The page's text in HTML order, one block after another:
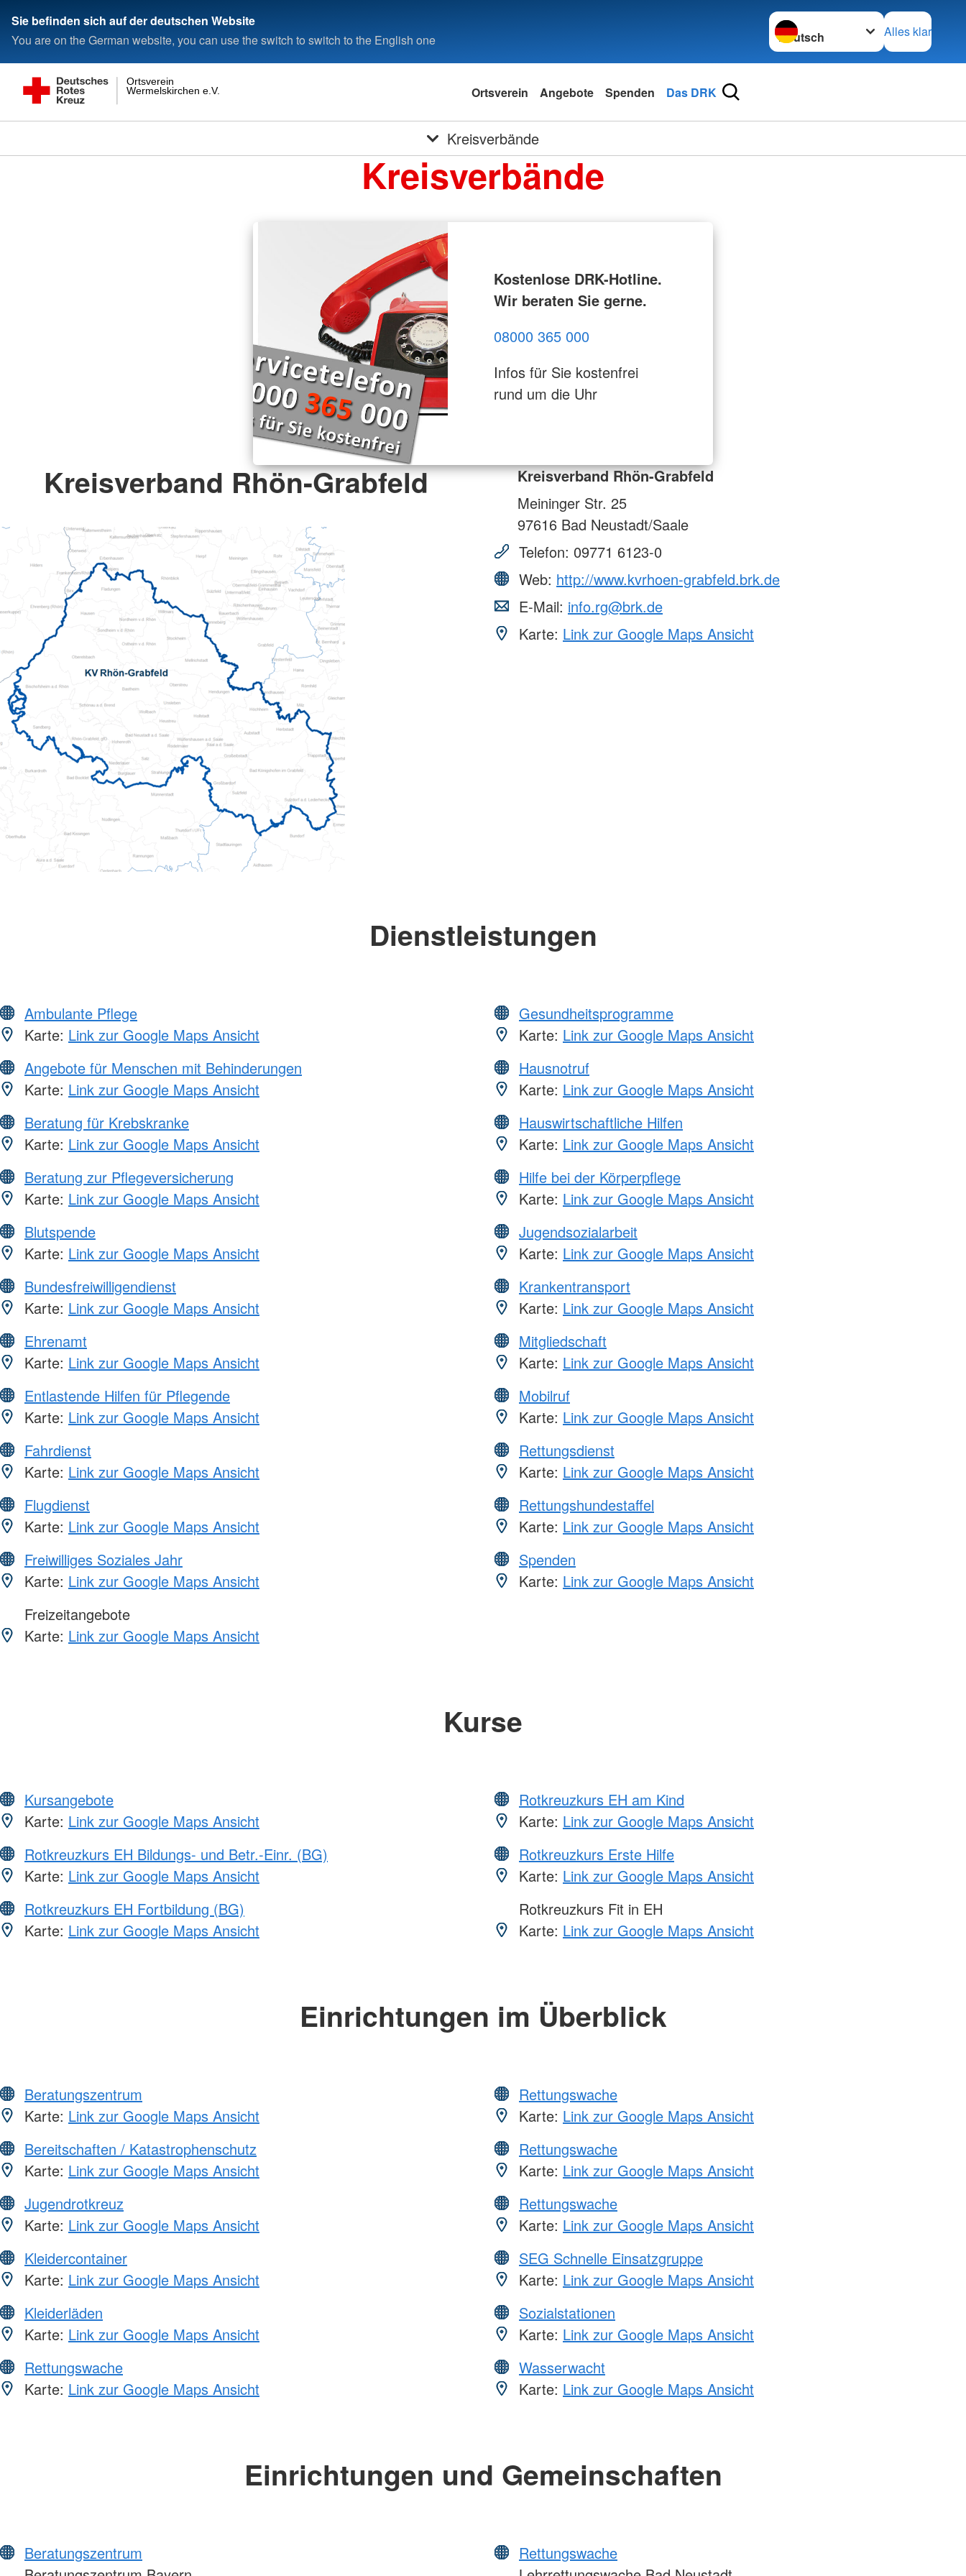
Sie befinden sich auf der deutschen Website
You are on the German website, you can use the switch to switch to the English one
Sprache wechseln zu
Alles klar
Wermelskirchen e.V.
Ortsverein
Ortsverein Angebote Spenden Das DRK
Kreisverbände
Kreisverbände
Kostenlose DRK-Hotline.
Wir beraten Sie gerne.
08000 365 000
Infos für Sie kostenfrei
rund um die Uhr
Kreisverband Rhön-Grabfeld
Kreisverband Rhön-Grabfeld
Meininger Str. 25
97616 Bad Neustadt/Saale
Telefon: 09771 6123-0
Web: http://www.kvrhoen-grabfeld.brk.de
E-Mail: info.rg@brk.de
Karte: Link zur Google Maps Ansicht
Dienstleistungen
Ambulante Pflege
Karte: Link zur Google Maps Ansicht
Angebote für Menschen mit Behinderungen
Karte: Link zur Google Maps Ansicht
Beratung für Krebskranke
Karte: Link zur Google Maps Ansicht
Beratung zur Pflegeversicherung
Karte: Link zur Google Maps Ansicht
Blutspende
Karte: Link zur Google Maps Ansicht
Bundesfreiwilligendienst
Karte: Link zur Google Maps Ansicht
Ehrenamt
Karte: Link zur Google Maps Ansicht
Entlastende Hilfen für Pflegende
Karte: Link zur Google Maps Ansicht
Fahrdienst
Karte: Link zur Google Maps Ansicht
Flugdienst
Karte: Link zur Google Maps Ansicht
Freiwilliges Soziales Jahr
Karte: Link zur Google Maps Ansicht
Freizeitangebote
Karte: Link zur Google Maps Ansicht
Gesundheitsprogramme
Karte: Link zur Google Maps Ansicht
Hausnotruf
Karte: Link zur Google Maps Ansicht
Hauswirtschaftliche Hilfen
Karte: Link zur Google Maps Ansicht
Hilfe bei der Körperpflege
Karte: Link zur Google Maps Ansicht
Jugendsozialarbeit
Karte: Link zur Google Maps Ansicht
Krankentransport
Karte: Link zur Google Maps Ansicht
Mitgliedschaft
Karte: Link zur Google Maps Ansicht
Mobilruf
Karte: Link zur Google Maps Ansicht
Rettungsdienst
Karte: Link zur Google Maps Ansicht
Rettungshundestaffel
Karte: Link zur Google Maps Ansicht
Spenden
Karte: Link zur Google Maps Ansicht
Kurse
Kursangebote
Karte: Link zur Google Maps Ansicht
Rotkreuzkurs EH Bildungs- und Betr.-Einr. (BG)
Karte: Link zur Google Maps Ansicht
Rotkreuzkurs EH Fortbildung (BG)
Karte: Link zur Google Maps Ansicht
Rotkreuzkurs EH am Kind
Karte: Link zur Google Maps Ansicht
Rotkreuzkurs Erste Hilfe
Karte: Link zur Google Maps Ansicht
Rotkreuzkurs Fit in EH
Karte: Link zur Google Maps Ansicht
Einrichtungen im Überblick
Beratungszentrum
Karte: Link zur Google Maps Ansicht
Bereitschaften / Katastrophenschutz
Karte: Link zur Google Maps Ansicht
Jugendrotkreuz
Karte: Link zur Google Maps Ansicht
Kleidercontainer
Karte: Link zur Google Maps Ansicht
Kleiderläden
Karte: Link zur Google Maps Ansicht
Rettungswache
Karte: Link zur Google Maps Ansicht
Rettungswache
Karte: Link zur Google Maps Ansicht
Rettungswache
Karte: Link zur Google Maps Ansicht
Rettungswache
Karte: Link zur Google Maps Ansicht
SEG Schnelle Einsatzgruppe
Karte: Link zur Google Maps Ansicht
Sozialstationen
Karte: Link zur Google Maps Ansicht
Wasserwacht
Karte: Link zur Google Maps Ansicht
Einrichtungen und Gemeinschaften
Beratungszentrum
Rettungswache